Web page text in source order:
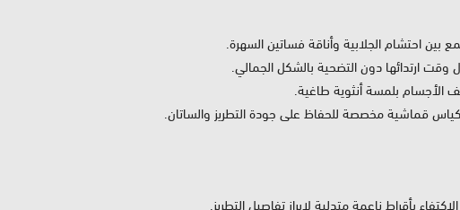
احتشام الجلابية وأناقة فساتين السهرة.
ارتدائها دون التضحية بالشكل الجمالي.
قماشية مخصصة للحفاظ على جودة التطريز والساتان.
بأقراط ناعمة متدلية لإبراز تفاصيل التطريز.